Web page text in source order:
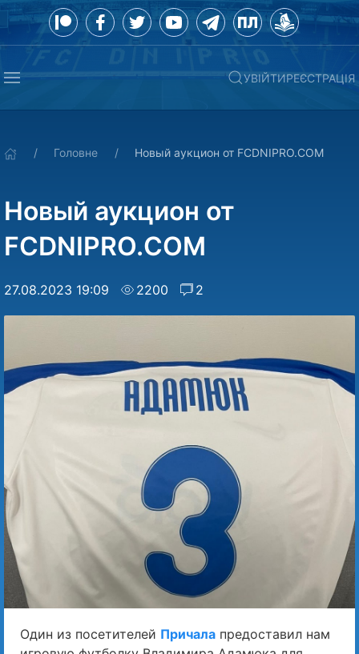
УВІЙТИРЕЄСТРАЦІЯ
Головне Новый аукцион от FCDNIPRO.COM
Новый аукцион от
FCDNIPRO.COM
27.08.2023 19:09 2200 2
Один из посетителей Причала предоставил нам